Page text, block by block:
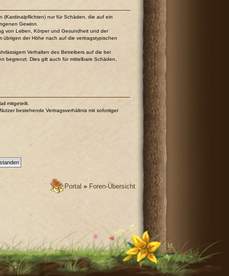
(Kardinalpflichten) nur für Schäden, die auf ein
Gewinn.
von Leben, Körper und Gesundheit und der
übrigen der Höhe nach auf die vertragstypischen
Verhalten des Betreibers auf die bei
begrenzt. Dies gilt auch für mittelbare Schäden,
mitgeteilt.
bestehende Vertragsverhältnis mit sofortiger
Portal » Foren-Übersicht